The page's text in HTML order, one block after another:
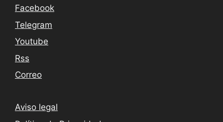
Facebook
Telegram
Youtube
Rss
Correo
Aviso legal